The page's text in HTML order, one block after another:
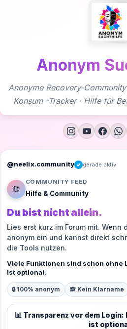
Anonym
Anonyme Recovery-Community
Konsum -Tracker · Hilfe für
@neelix.community ✓ gerade aktiv
🌐
COMMUNITY FEED
Hilfe & Community
Du bist nicht allein.
Lies erst kurz im Forum mit.
anonym ein und kannst direkt
die Tools nutzen.
Viele Funktionen sind schon ohne
ist optional.
🔒 100% anonym 🙈 Kein Klarname
📊 Transparenz vor dem
ist